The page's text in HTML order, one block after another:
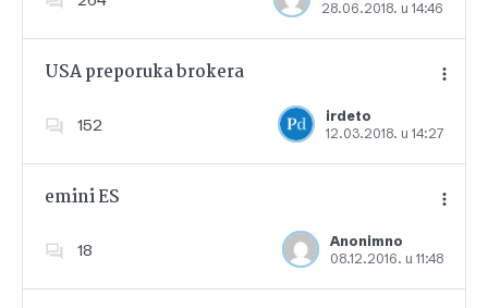
28.06.2018. u 14:46
USA preporuka brokera
152
irdeto
12.03.2018. u 14:27
Dodajte u favorite
emini ES
18
Anonimno
08.12.2016. u 11:48
Dodajte u favorite